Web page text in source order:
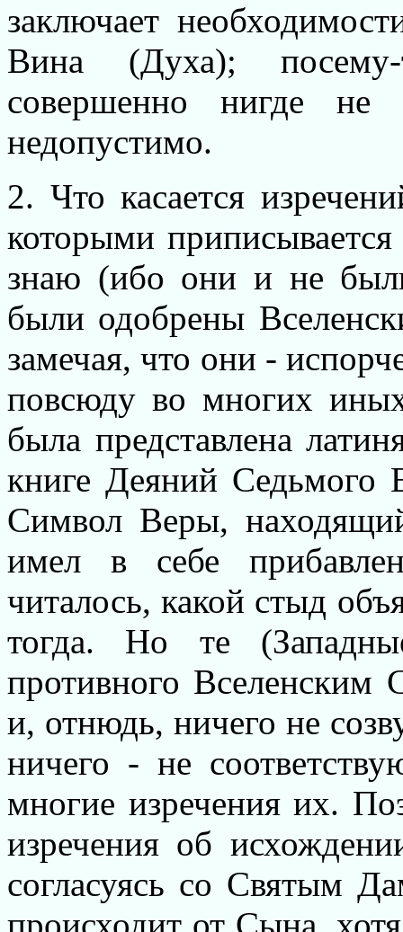
заключает
Вина (Духа);
совершенно нигде
недопустимо.
2. Что касается
которыми
знаю (ибо они и не
были одобрены
замечая, что они -
повсюду во многих
была представлена
книге Деяний Седьмого
Символ Веры,
имел в себе
читалось, какой стыд
тогда. Но те
противного
и, отнюдь, ничего не
ничего - не
многие изречения их.
изречения об
согласуясь со Святым